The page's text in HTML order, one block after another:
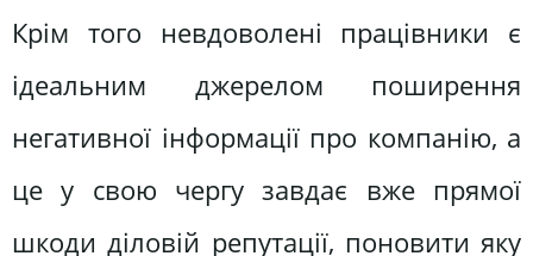
Крім того невдоволені працівники є
ідеальним джерелом поширення
негативної інформації про компанію, а
це у свою чергу завдає вже прямої
шкоди діловій репутації, поновити яку